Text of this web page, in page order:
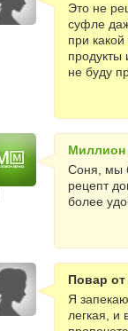
Это не
суфле
при
продукты
не буду
Соня, мы
рецепт
более
Повар от
Я
легкая, и